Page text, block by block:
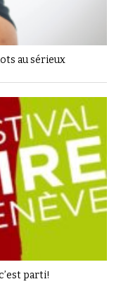
au sérieux
parti!